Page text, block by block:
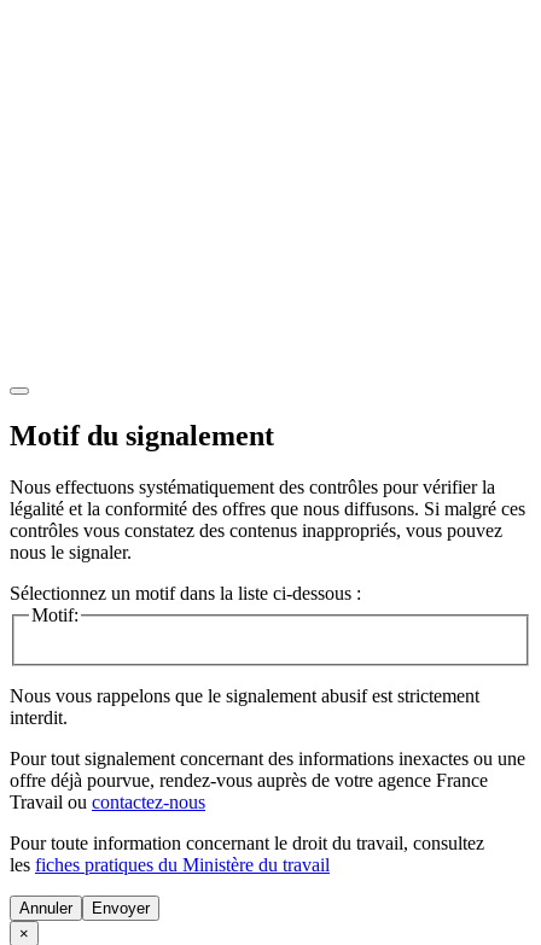
Motif du signalement
Nous effectuons systématiquement des contrôles pour vérifier la
légalité et la conformité des offres que nous diffusons. Si malgré ces
contrôles vous constatez des contenus inappropriés, vous pouvez
nous le signaler.
Sélectionnez un motif dans la liste ci-dessous :
Motif:
Nous vous rappelons que le signalement abusif est strictement
interdit.
Pour tout signalement concernant des informations inexactes ou une
offre déjà pourvue, rendez-vous auprès de votre agence France
Travail ou contactez-nous
Pour toute information concernant le droit du travail, consultez
les fiches pratiques du Ministère du travail
Annuler
×